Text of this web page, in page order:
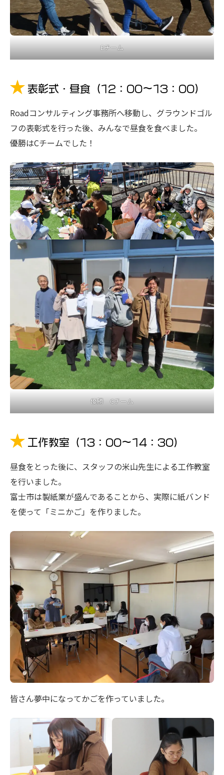
Eチーム
表彰式・昼食（12：00～13：00）
Roadコンサルティング事務所へ移動し、グラウンドゴル
フの表彰式を行った後、みんなで昼食を食べました。
優勝はCチームでした！
優勝 Cチーム
工作教室（13：00～14：30）
昼食をとった後に、スタッフの米山先生による工作教室
を行いました。
富士市は製紙業が盛んであることから、実際に紙バンド
を使って「ミニかご」を作りました。
皆さん夢中になってかごを作っていました。